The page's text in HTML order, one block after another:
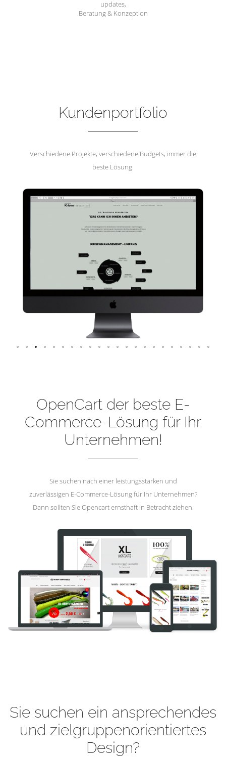
updates,
Beratung & Konzeption
Kundenportfolio
Verschiedene Projekte, verschiedene Budgets, immer die
beste Lösung.
OpenCart der beste E-
Commerce-Lösung für Ihr
Unternehmen!
Sie suchen nach einer leistungsstarken und
zuverlässigen E-Commerce-Lösung für Ihr Unternehmen?
Dann sollten Sie Opencart ernsthaft in Betracht ziehen.
Sie suchen ein ansprechendes
und zielgruppenorientiertes
Design?